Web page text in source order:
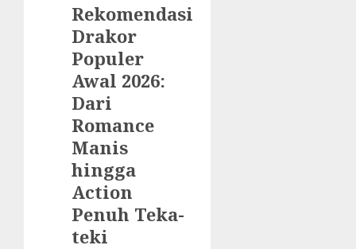
Rekomendasi
Drakor
Populer
Awal 2026:
Dari
Romance
Manis
hingga
Action
Penuh Teka-
teki